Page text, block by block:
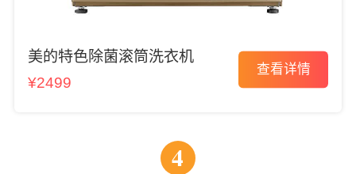
美的特色除菌滚筒洗衣机
¥2499
查看详情
4